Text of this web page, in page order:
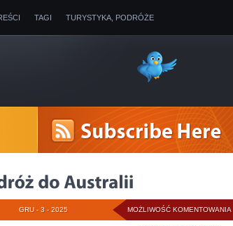
TAGI TURYSTYKA, PODRÓŻE
MOŻLIWOŚĆ KOMENTOWANIA
GRU - 3 - 2025